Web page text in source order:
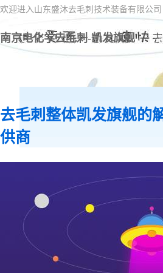
欢迎进入山东盛沐去毛刺技术装备有限公司
南京电化学去毛刺-凯发旗舰
去毛刺整体凯发旗舰的
供商